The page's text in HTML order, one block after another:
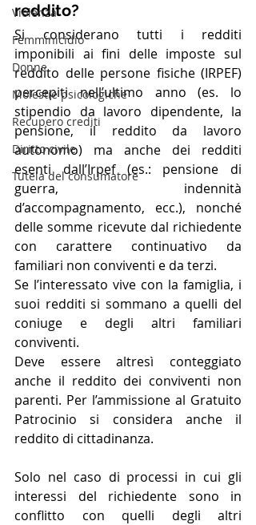
Violenza
Femminicidio
Donne
Molestie psicologiche
Recupero crediti
Diritto civile
Tutela del consumatore
reddito?
Si considerano tutti i redditi
imponibili ai fini delle imposte sul
reddito delle persone fisiche (IRPEF)
percepiti nell’ultimo anno (es. lo
stipendio da lavoro dipendente, la
pensione, il reddito da lavoro
autonomo) ma anche dei redditi
esenti dall’Irpef (es.: pensione di
guerra, indennità
d’accompagnamento, ecc.), nonché
delle somme ricevute dal richiedente
con carattere continuativo da
familiari non conviventi e da terzi.
Se l’interessato vive con la famiglia, i
suoi redditi si sommano a quelli del
coniuge e degli altri familiari
conviventi.
Deve essere altresì conteggiato
anche il reddito dei conviventi non
parenti. Per l’ammissione al Gratuito
Patrocinio si considera anche il
reddito di cittadinanza.
Solo nel caso di processi in cui gli
interessi del richiedente sono in
conflitto con quelli degli altri